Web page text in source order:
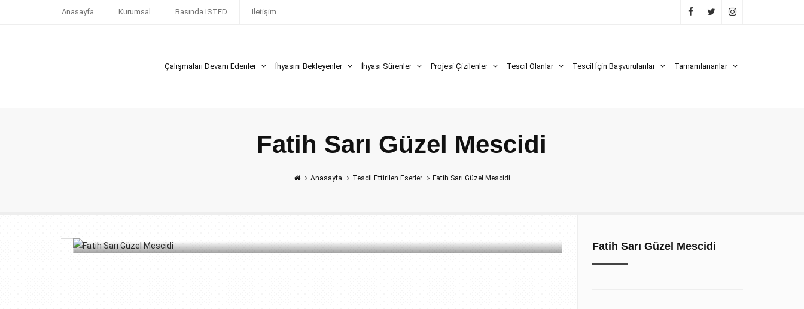
Anasayfa Kurumsal Basında İSTED İletişim
Çalışmaları Devam Edenler İhyasını Bekleyenler İhyası Sürenler Projesi Çizilenler Tescil Olanlar Tescil İçin Başvurulanlar Tamamlananlar
Fatih Sarı Güzel Mescidi
Anasayfa Tescil Ettirilen Eserler Fatih Sarı Güzel Mescidi
Fatih Sarı Güzel Mescidi